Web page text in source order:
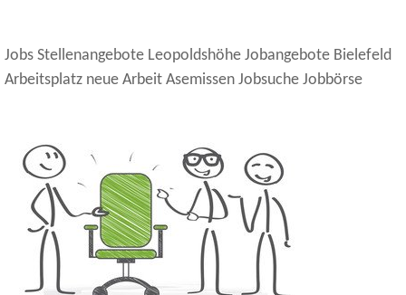
Jobs Stellenangebote Leopoldshöhe Jobangebote Bielefeld
Arbeitsplatz neue Arbeit Asemissen Jobsuche Jobbörse